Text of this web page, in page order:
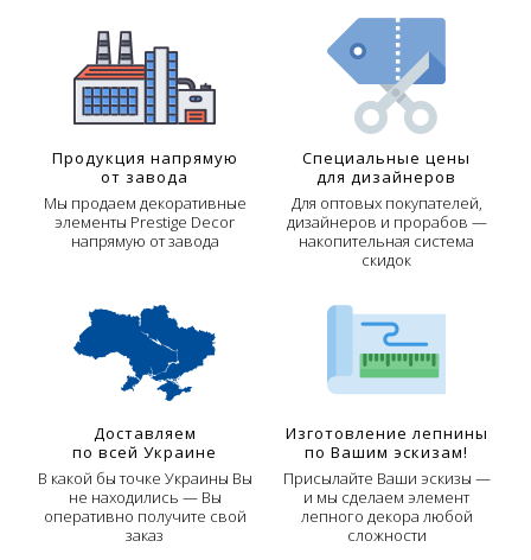
Продукция напрямую
от завода
Мы продаем декоративные
элементы Prestige Decor
напрямую от завода
Специальные цены
для дизайнеров
Для оптовых покупателей,
дизайнеров и прорабов —
накопительная система
скидок
Доставляем
по всей Украине
В какой бы точке Украины Вы
не находились — Вы
оперативно получите свой
заказ
Изготовление лепнины
по Вашим эскизам!
Присылайте Ваши эскизы —
и мы сделаем элемент
лепного декора любой
сложности